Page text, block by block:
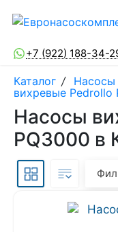
+7 (922) 188-34-
Каталог / Насосы
вихревые Pedrollo
Насосы
PQ3000 в